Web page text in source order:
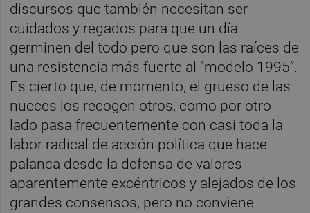
discursos que también necesitan ser
cuidados y regados para que un día
germinen del todo pero que son las raíces de
una resistencia más fuerte al “modelo 1995”.
Es cierto que, de momento, el grueso de las
nueces los recogen otros, como por otro
lado pasa frecuentemente con casi toda la
labor radical de acción política que hace
palanca desde la defensa de valores
aparentemente excéntricos y alejados de los
grandes consensos, pero no conviene